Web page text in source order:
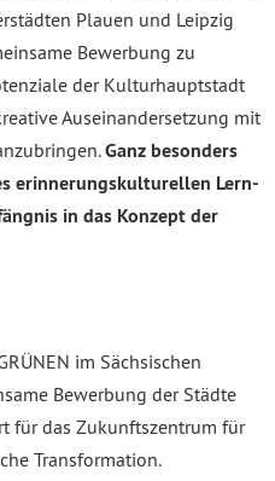
Plauen und Leipzig
Bewerbung zu
der Kulturhauptstadt
Auseinandersetzung mit
Ganz besonders
erinnerungskulturellen Lern-
in das Konzept der
im Sächsischen
Bewerbung der Städte
für das Zukunftszentrum für
Transformation.